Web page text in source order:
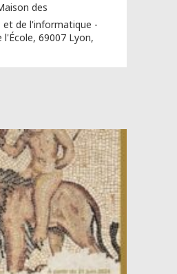
des
de l'informatique -
l'École, 69007 Lyon,